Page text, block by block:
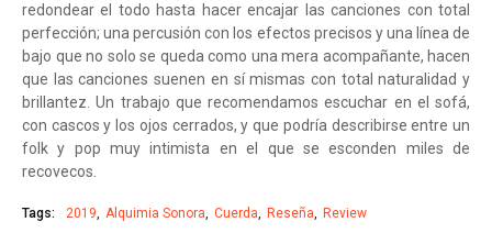
redondear el todo hasta hacer encajar las canciones con total
perfección; una percusión con los efectos precisos y una línea de
bajo que no solo se queda como una mera acompañante, hacen
que las canciones suenen en sí mismas con total naturalidad y
brillantez. Un trabajo que recomendamos escuchar en el sofá,
con cascos y los ojos cerrados, y que podría describirse entre un
folk y pop muy intimista en el que se esconden miles de
recovecos.
Tags: 2019 Alquimia Sonora Cuerda Reseña Review